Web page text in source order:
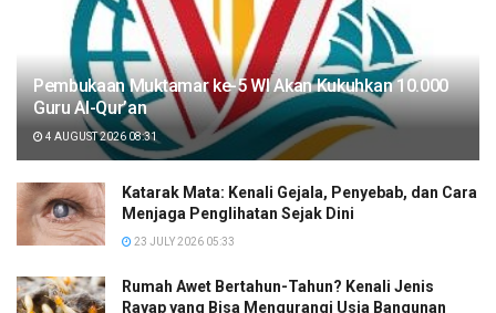
Pembukaan Muktamar ke-5 WI Akan Kukuhkan 10.000
Guru Al-Qur’an
4 AUGUST 2026 08:31
Katarak Mata: Kenali Gejala, Penyebab, dan Cara
Menjaga Penglihatan Sejak Dini
23 JULY 2026 05:33
Rumah Awet Bertahun-Tahun? Kenali Jenis
Rayap yang Bisa Mengurangi Usia Bangunan